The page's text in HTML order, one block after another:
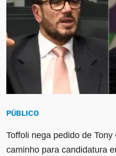
PÚBLICO
Toffoli nega pedido de
caminho para candidatura